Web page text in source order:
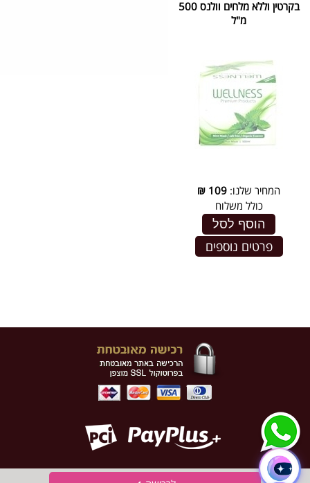
בקרטין וללא מלחים וולנס 500
מ"ל
המחיר שלנו: 109
₪
כולל משלוח
הוסף לסל
פרטים נוספים